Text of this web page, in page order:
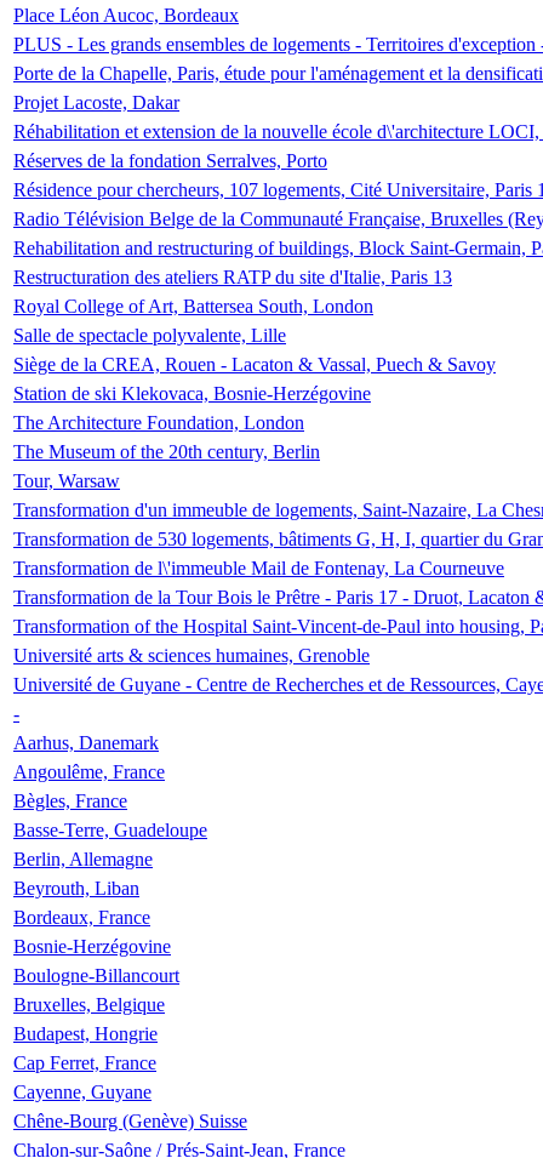
Place Léon Aucoc, Bordeaux
PLUS - Les grands ensembles de logements - Territoires
Porte de la Chapelle, Paris, étude pour l'aménagement et la
Projet Lacoste, Dakar
Réhabilitation et extension de la nouvelle école d\'architecture
Réserves de la fondation Serralves, Porto
Résidence pour chercheurs, 107 logements, Cité Universitaire, Paris
Radio Télévision Belge de la Communauté Française, Bruxelles
Rehabilitation and restructuring of buildings, Block Saint-Germain,
Restructuration des ateliers RATP du site d'Italie, Paris 13
Royal College of Art, Battersea South, London
Salle de spectacle polyvalente, Lille
Siège de la CREA, Rouen - Lacaton & Vassal, Puech & Savoy
Station de ski Klekovaca, Bosnie-Herzégovine
The Architecture Foundation, London
The Museum of the 20th century, Berlin
Tour, Warsaw
Transformation d'un immeuble de logements, Saint-Nazaire, La
Transformation de 530 logements, bâtiments G, H, I, quartier du
Transformation de l\'immeuble Mail de Fontenay, La Courneuve
Transformation de la Tour Bois le Prêtre - Paris 17 - Druot, Lacaton
Transformation of the Hospital Saint-Vincent-de-Paul into housing,
Université arts & sciences humaines, Grenoble
Université de Guyane - Centre de Recherches et de Ressources,
-
Aarhus, Danemark
Angoulême, France
Bègles, France
Basse-Terre, Guadeloupe
Berlin, Allemagne
Beyrouth, Liban
Bordeaux, France
Bosnie-Herzégovine
Boulogne-Billancourt
Bruxelles, Belgique
Budapest, Hongrie
Cap Ferret, France
Cayenne, Guyane
Chêne-Bourg (Genève) Suisse
Chalon-sur-Saône / Prés-Saint-Jean, France